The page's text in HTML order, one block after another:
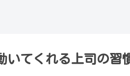
いてくれる上司の習